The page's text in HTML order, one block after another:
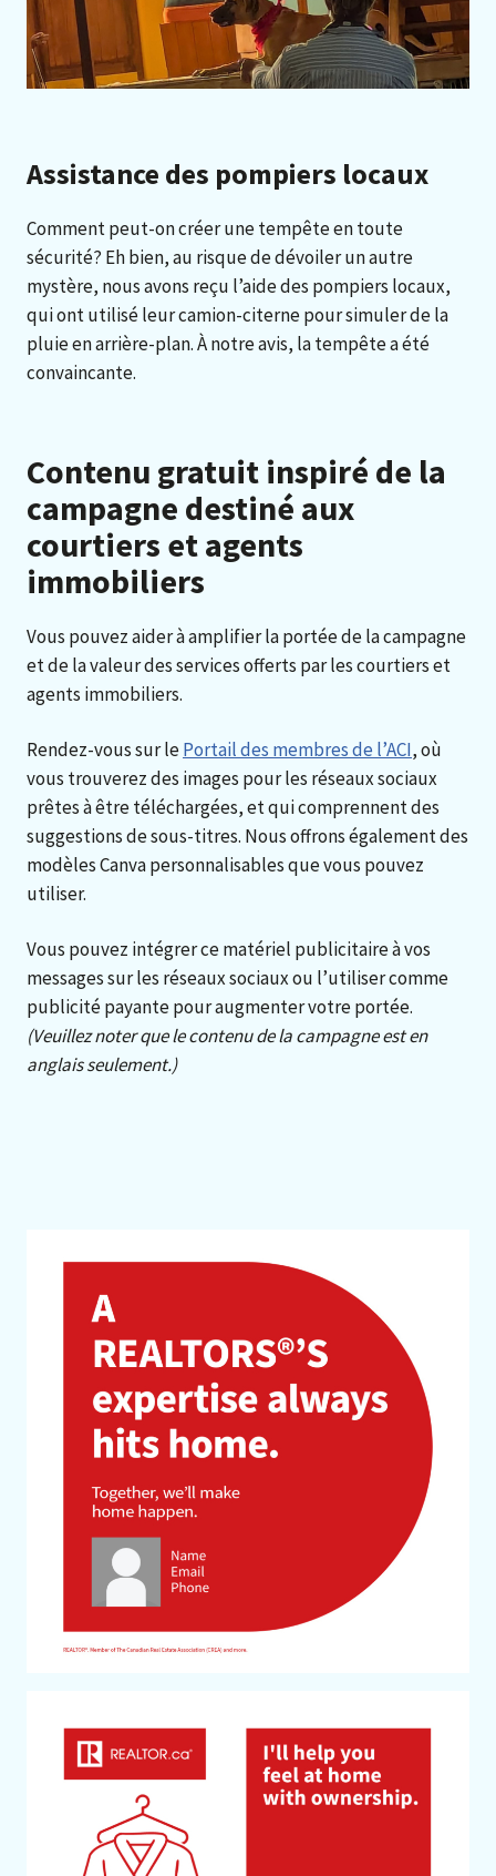
Assistance des pompiers locaux
Comment peut-on créer une tempête en toute
sécurité? Eh bien, au risque de dévoiler un autre
mystère, nous avons reçu l’aide des pompiers locaux,
qui ont utilisé leur camion-citerne pour simuler de la
pluie en arrière-plan. À notre avis, la tempête a été
convaincante.
Contenu gratuit inspiré de la
campagne destiné aux
courtiers et agents
immobiliers
Vous pouvez aider à amplifier la portée de la campagne
et de la valeur des services offerts par les courtiers et
agents immobiliers.
Rendez-vous sur lePortail des membres de l’ACI, où
vous trouverez des images pour les réseaux sociaux
prêtes à être téléchargées, et qui comprennent des
suggestions de sous-titres. Nous offrons également des
modèles Canva personnalisables que vous pouvez
utiliser.
Vous pouvez intégrer ce matériel publicitaire à vos
messages sur les réseaux sociaux ou l’utiliser comme
publicité payante pour augmenter votre portée.
(Veuillez noter que le contenu de la campagne est en
anglais seulement.)